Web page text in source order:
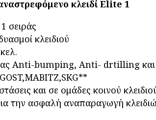
MAUER
κλειδί Elite 1
σειράς
κλειδιού
Anti-bumping, Anti- drtilling
και σε ομάδες κοινού
την ασφαλή αναπαραγωγή